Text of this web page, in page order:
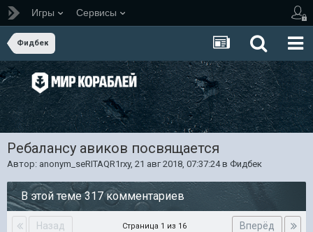
Игры Сервисы
Фидбек
Ребалансу авиков посвящается
Автор: anonym_seRITAQR1rxy, 21 авг 2018, 07:37:24в Фидбек
В этой теме 317 комментариев
Назад Вперёд
Страница 1 из 16